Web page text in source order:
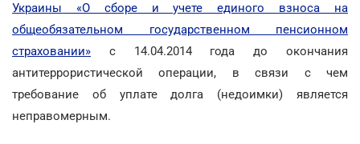
Украины «О сборе и учете единого взноса на
общеобязательном государственном пенсионном
страховании» с 14.04.2014 года до окончания
антитеррористической операции, в связи с чем
требование об уплате долга (недоимки) является
неправомерным.